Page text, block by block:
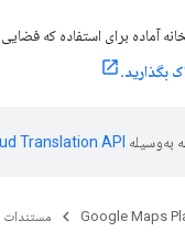
آماده برای استفاده که
به‌وسیله
Google Maps مستندات